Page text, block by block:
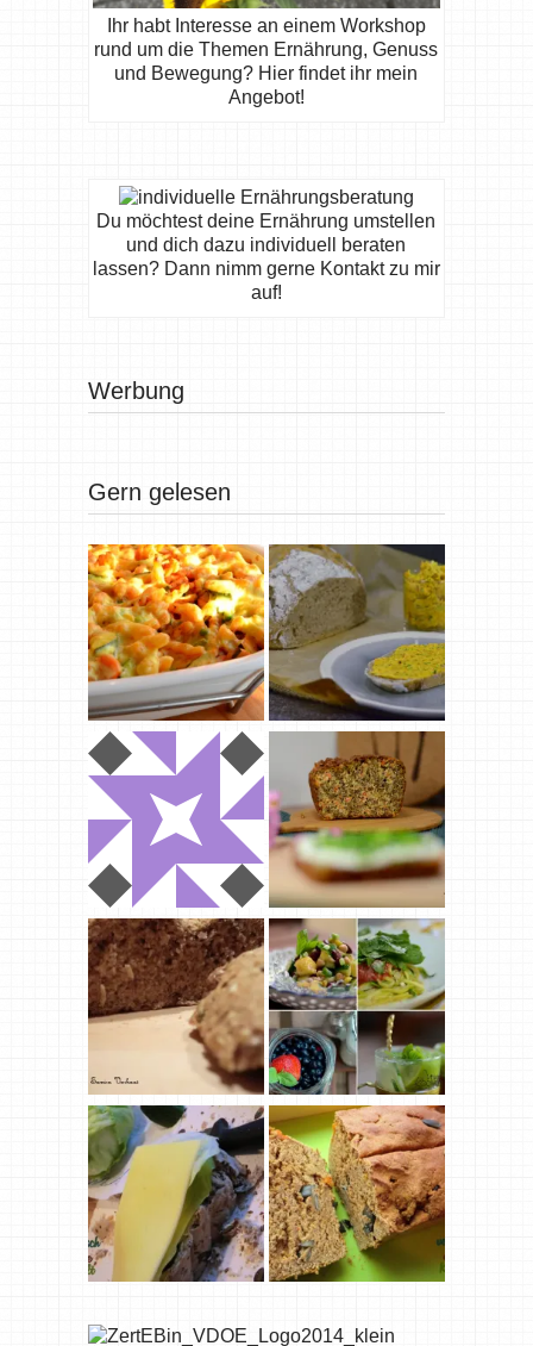
Ihr habt Interesse an einem Workshop
rund um die Themen Ernährung, Genuss
und Bewegung? Hier findet ihr mein
Angebot!
Du möchtest deine Ernährung umstellen
und dich dazu individuell beraten
lassen? Dann nimm gerne Kontakt zu mir
auf!
Werbung
Gern gelesen